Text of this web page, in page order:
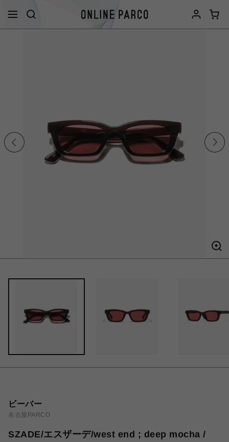
ビーバー
名古屋PARCO
SZADE/エスザーデ/west end ; deep mocha /